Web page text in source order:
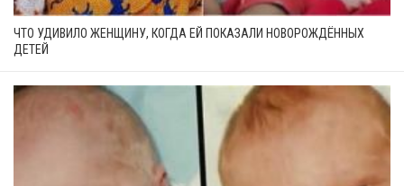
ЧТО УДИВИЛО ЖЕНЩИНУ, КОГДА ЕЙ ПОКАЗАЛИ НОВОРОЖДЁННЫХ
ДЕТЕЙ